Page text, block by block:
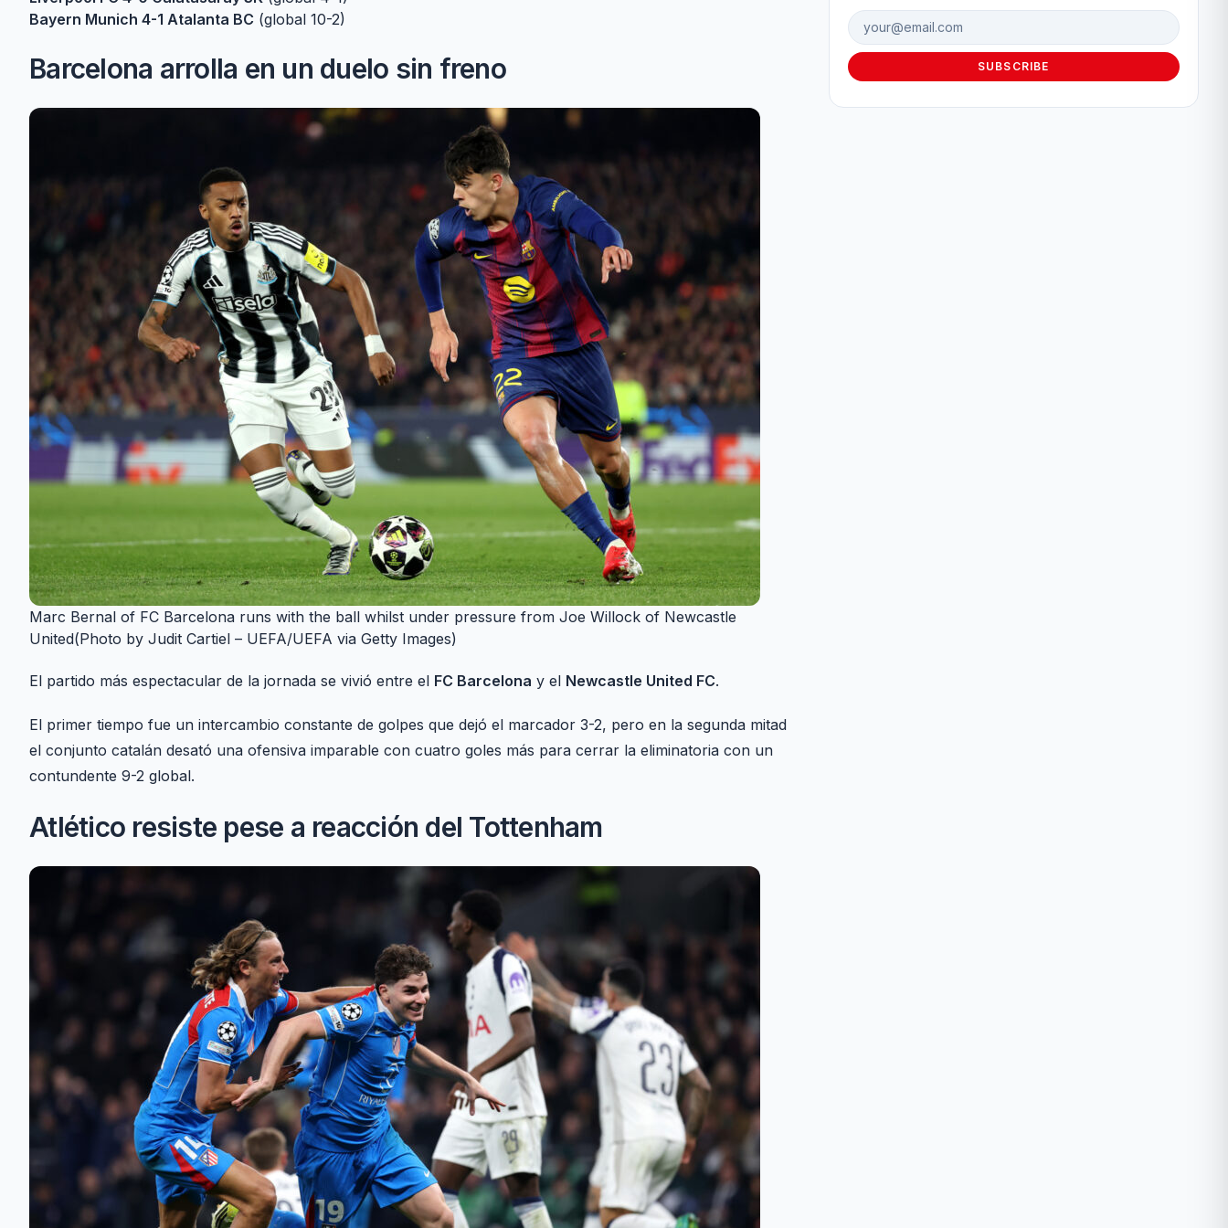
Bayern Munich 4-1 Atalanta BC (global 10-2)
Barcelona arrolla en un duelo sin freno
Marc Bernal of FC Barcelona runs with the ball whilst under pressure from Joe Willock of Newcastle
United(Photo by Judit Cartiel – UEFA/UEFA via Getty Images)
El partido más espectacular de la jornada se vivió entre el FC Barcelona y el Newcastle United FC.
El primer tiempo fue un intercambio constante de golpes que dejó el marcador 3-2, pero en la segunda mitad
el conjunto catalán desató una ofensiva imparable con cuatro goles más para cerrar la eliminatoria con un
contundente 9-2 global.
Atlético resiste pese a reacción del Tottenham
Email address
SUBSCRIBE